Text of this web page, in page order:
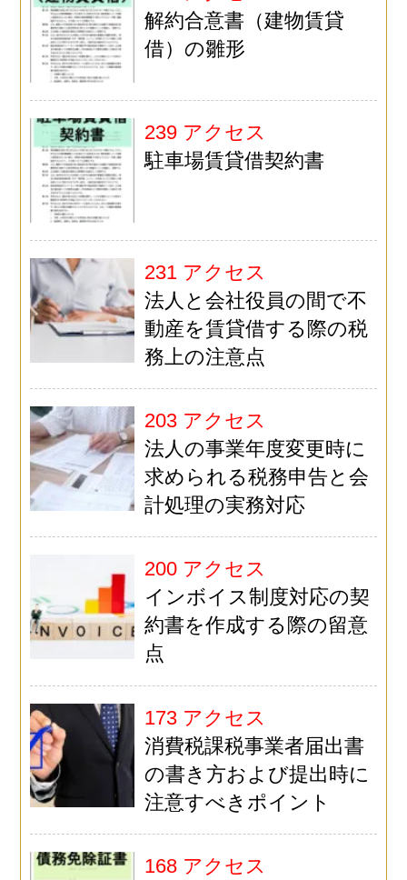
解約合意書（建物賃貸
借）の雛形
239 アクセス
駐車場賃貸借契約書
231 アクセス
法人と会社役員の間で不
動産を賃貸借する際の税
務上の注意点
203 アクセス
法人の事業年度変更時に
求められる税務申告と会
計処理の実務対応
200 アクセス
インボイス制度対応の契
約書を作成する際の留意
点
173 アクセス
消費税課税事業者届出書
の書き方および提出時に
注意すべきポイント
168 アクセス